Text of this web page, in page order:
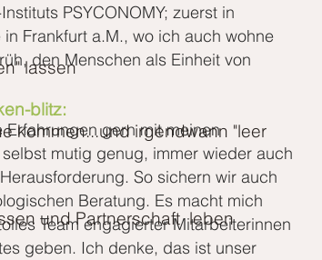
PSYCONOMY; zuerst in
Frankfurt a.M., wo ich auch wohne
den Menschen als Einheit von
gern mit meinen
selbst mutig genug, immer wieder auch
So sichern wir auch
Beratung. Es macht mich
Team engagierter Mitarbeiterinnen
geben. Ich denke, das ist unser
lassen
blitz:
kommen...und irgendwann "leer
undPartnerschaft leben